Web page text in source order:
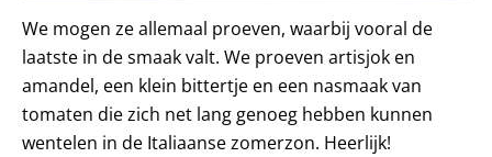
We mogen ze allemaal proeven, waarbij vooral de
laatste in de smaak valt. We proeven artisjok en
amandel, een klein bittertje en een nasmaak van
tomaten die zich net lang genoeg hebben kunnen
wentelen in de Italiaanse zomerzon. Heerlijk!